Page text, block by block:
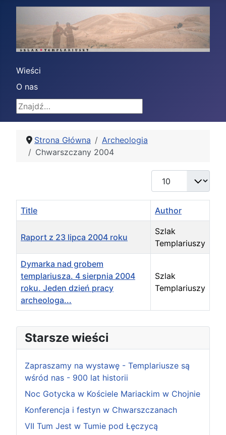
Wieści
O nas
Znajdź
Strona Główna
Archeologia
Chwarszczany 2004
Display #
Title Author
Raport z 23 lipca 2004 roku
Szlak
Templariuszy
Dymarka nad grobem
templariusza. 4 sierpnia 2004
roku. Jeden dzień pracy
archeologa...
Szlak
Templariuszy
Starsze wieści
Zapraszamy na wystawę - Templariusze są
wśród nas - 900 lat historii
Noc Gotycka w Kościele Mariackim w Chojnie
Konferencja i festyn w Chwarszczanach
VII Tum Jest w Tumie pod Łęczycą